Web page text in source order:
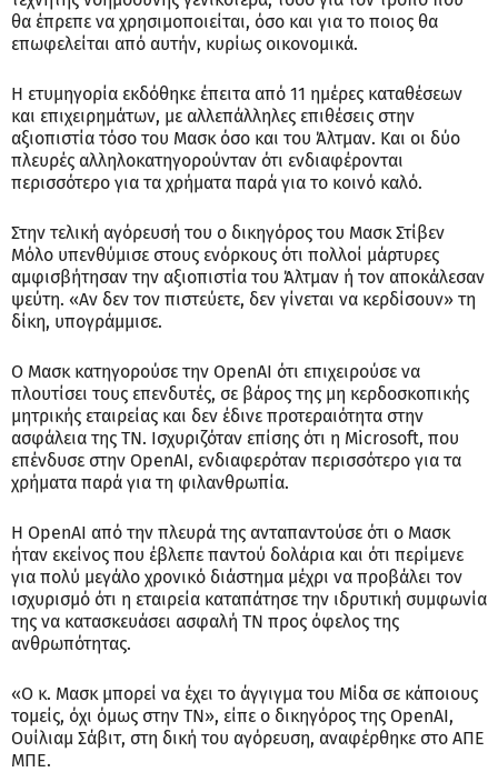
θα έπρεπε να χρησιμοποιείται, όσο και για το ποιος θα
επωφελείται από αυτήν, κυρίως οικονομικά.
Η ετυμηγορία εκδόθηκε έπειτα από 11 ημέρες καταθέσεων
και επιχειρημάτων, με αλλεπάλληλες επιθέσεις στην
αξιοπιστία τόσο του Μασκ όσο και του Άλτμαν. Και οι δύο
πλευρές αλληλοκατηγορούνταν ότι ενδιαφέρονται
περισσότερο για τα χρήματα παρά για το κοινό καλό.
Στην τελική αγόρευσή του ο δικηγόρος του Μασκ Στίβεν
Μόλο υπενθύμισε στους ενόρκους ότι πολλοί μάρτυρες
αμφισβήτησαν την αξιοπιστία του Άλτμαν ή τον αποκάλεσαν
ψεύτη. «Αν δεν τον πιστεύετε, δεν γίνεται να κερδίσουν» τη
δίκη, υπογράμμισε.
Ο Μασκ κατηγορούσε την OpenAI ότι επιχειρούσε να
πλουτίσει τους επενδυτές, σε βάρος της μη κερδοσκοπικής
μητρικής εταιρείας και δεν έδινε προτεραιότητα στην
ασφάλεια της ΤΝ. Ισχυριζόταν επίσης ότι η Microsoft, που
επένδυσε στην OpenAI, ενδιαφερόταν περισσότερο για τα
χρήματα παρά για τη φιλανθρωπία.
Η OpenAI από την πλευρά της ανταπαντούσε ότι ο Μασκ
ήταν εκείνος που έβλεπε παντού δολάρια και ότι περίμενε
για πολύ μεγάλο χρονικό διάστημα μέχρι να προβάλει τον
ισχυρισμό ότι η εταιρεία καταπάτησε την ιδρυτική συμφωνία
της να κατασκευάσει ασφαλή ΤΝ προς όφελος της
ανθρωπότητας.
«Ο κ. Μασκ μπορεί να έχει το άγγιγμα του Μίδα σε κάποιους
τομείς, όχι όμως στην ΤΝ», είπε ο δικηγόρος της OpenAI,
Ουίλιαμ Σάβιτ, στη δική του αγόρευση, αναφέρθηκε στο ΑΠΕ
ΜΠΕ.